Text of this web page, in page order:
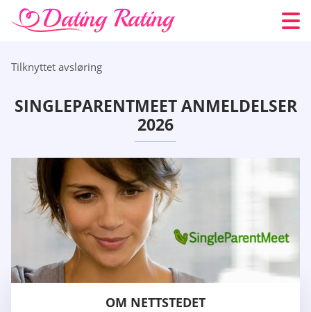
Tilknyttet avsløring
SINGLEPARENTMEET ANMELDELSER
2026
OM NETTSTEDET